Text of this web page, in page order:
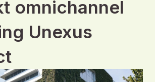
omnichannel
Unexus